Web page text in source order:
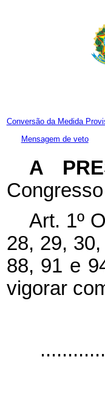
Conversão da Medida
Mensagem de veto
A
Art. 1º
28, 29,
88, 91 e
vigorar